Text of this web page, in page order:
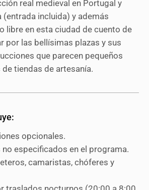
real medieval en Portugal y
(entrada incluida) y además
libre en esta ciudad de cuento de
por las bellísimas plazas y sus
que parecen pequeños
tiendas de artesanía.
opcionales.
especificados en el programa.
camaristas, chóferes y